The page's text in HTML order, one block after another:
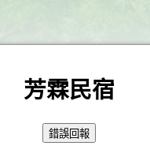
芳霖民宿